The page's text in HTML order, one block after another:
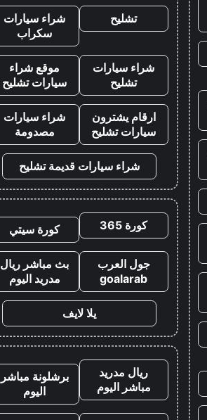
تشليح
شراء سيارات
سكراب
شراء سيارات
تشليح
موقع شراء
سيارات تشليح
ارقام يشترون
سيارات تشليح
شراء سيارات
مصدومة
شراء سيارات قديمة تشليح
كورة 365 كورة سيتي
جول العرب
goalarab
بث مباشر ريال
مدريد اليوم
يلا لايف
ريال مدريد
مباشر اليوم
برشلونة مباشر
اليوم